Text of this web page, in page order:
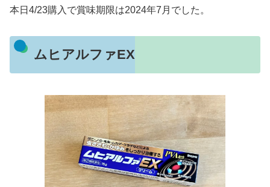
本日4/23購入で賞味期限は2024年7月でした。
ムヒアルファEX